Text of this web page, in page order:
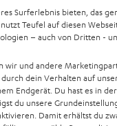
Gutschein!
Surferlebnis bieten, das
Teufel auf diesen
– auch von Dritten -
wir und andere
dein Verhalten auf
Endgerät. Du hast es in
du unsere
Damit erhältst du